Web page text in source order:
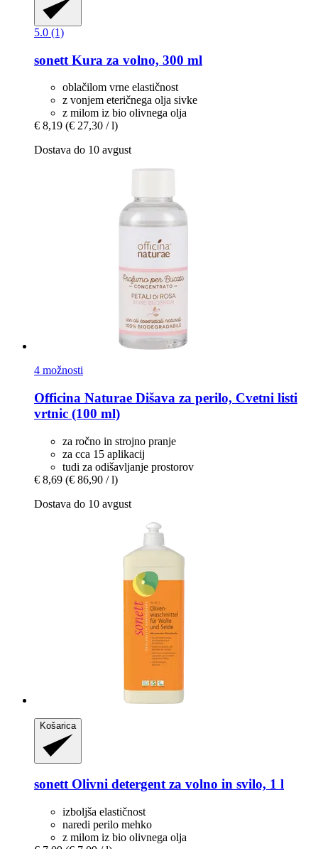
5.0 (1)
sonett Kura za volno, 300 ml
oblačilom vrne elastičnost
z vonjem eteričnega olja sivke
z milom iz bio olivnega olja
€ 8,19 (€ 27,30 / l)
Dostava do 10 avgust
4 možnosti
Officina Naturae Dišava za perilo, Cvetni listi
vrtnic (100 ml)
za ročno in strojno pranje
za cca 15 aplikacij
tudi za odišavljanje prostorov
€ 8,69 (€ 86,90 / l)
Dostava do 10 avgust
Košarica
sonettOlivni detergent za volno in svilo, 1 l
izboljša elastičnost
naredi perilo mehko
z milom iz bio olivnega olja